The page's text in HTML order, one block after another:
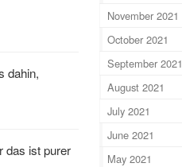
dahin,
das ist purer
November 2021
October 2021
September 2021
August 2021
July 2021
June 2021
May 2021